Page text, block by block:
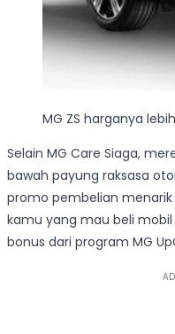
MG ZS harganya
Selain MG Care Siaga,
bawah payung raksasa
promo pembelian
kamu yang mau beli mobil
bonus dari program MG